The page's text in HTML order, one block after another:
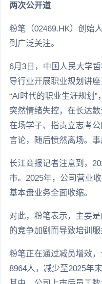
两次公开道
粉笔（02469.HK）创始
到广泛关注。
6月3日，中国人民大学
导行业开展职业规划讲
“AI时代的职业生涯规划
突然情绪失控，在长达
在场学子、指责立志考
言论，随后愤然离场。
长江商报记者注意到，
市。2025年，公司营业
基本盘业务全面收缩。
对此，粉笔表示，主要
的竞争加剧而导致培训服
粉笔正在通过减员增效
8964人，减少至2025年